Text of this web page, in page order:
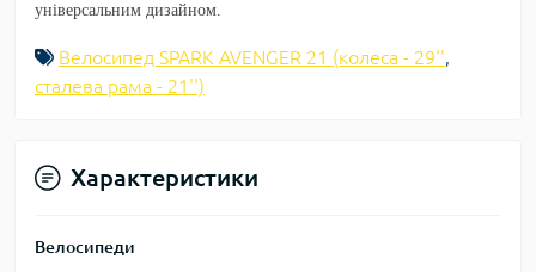
універсальним дизайном.
Велосипед SPARK AVENGER 21 (колеса - 29'',
сталева рама - 21'')
Характеристики
Велосипеди